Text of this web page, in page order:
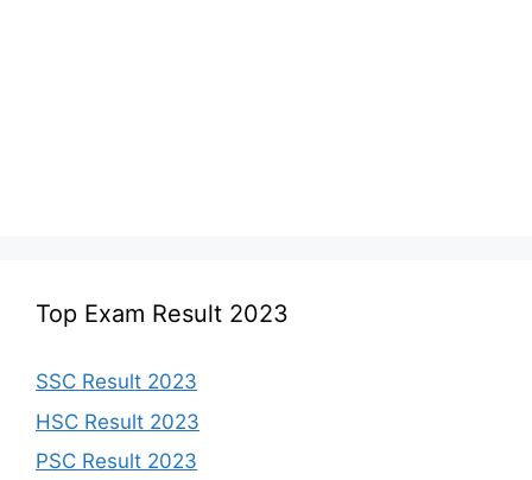
Top Exam Result 2023
SSC Result 2023
HSC Result 2023
PSC Result 2023